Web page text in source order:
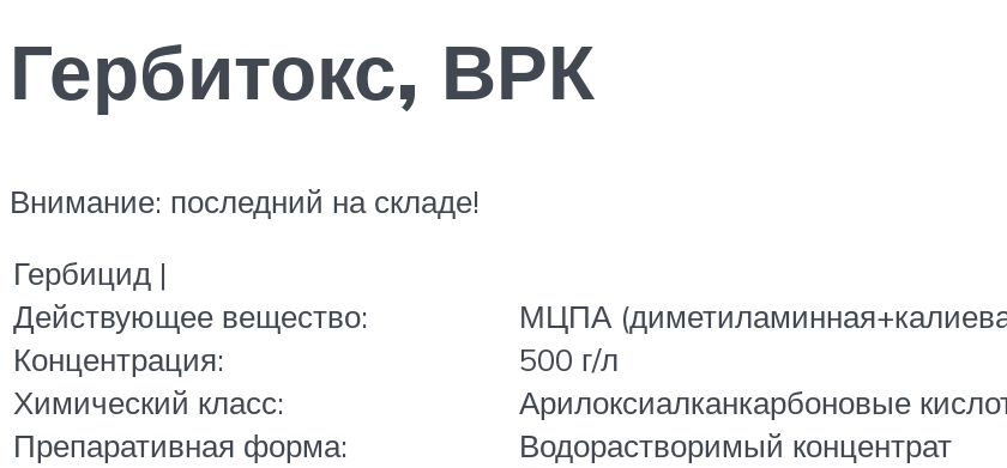
Гербитокс, ВРК
Внимание: последний на складе!
Гербицид |
Действующее вещество:
МЦПА
Концентрация:
500 г/л
Химический класс:
Арилоксиалканкарбоновые
Препаративная форма:
Водорастворимый концентрат